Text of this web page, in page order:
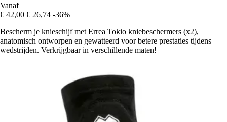
Vanaf
€ 42,00 € 26,74 -36%
Bescherm je knieschijf met Errea Tokio kniebeschermers (x2),
anatomisch ontworpen en gewatteerd voor betere prestaties tijdens
wedstrijden. Verkrijgbaar in verschillende maten!